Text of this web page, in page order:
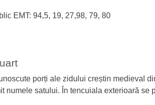
EMT: 94,5, 19, 27,98, 79, 80
porți ale zidului creștin medieval
numele satului. În tencuiala exterioară